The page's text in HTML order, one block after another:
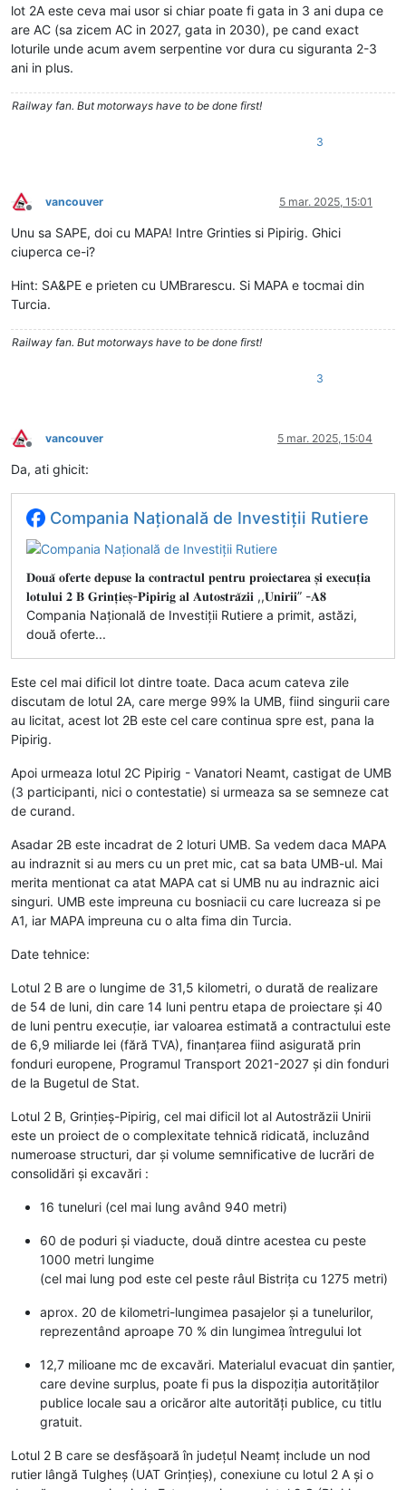
lot 2A este ceva mai usor si chiar poate fi gata in 3 ani dupa ce
are AC (sa zicem AC in 2027, gata in 2030), pe cand exact
loturile unde acum avem serpentine vor dura cu siguranta 2-3
ani in plus.
Railway fan. But motorways have to be done first!
3
Deconectat
vancouver 5 mar. 2025, 15:01
Unu sa SAPE, doi cu MAPA! Intre Grinties si Pipirig. Ghici
ciuperca ce-i?
Hint: SA&PE e prieten cu UMBrarescu. Si MAPA e tocmai din
Turcia.
Railway fan. But motorways have to be done first!
3
Deconectat
vancouver 5 mar. 2025, 15:04
Da, ati ghicit:
Compania Națională de Investiții Rutiere
𝐃𝐨𝐮𝐚̆ 𝐨𝐟𝐞𝐫𝐭𝐞 𝐝𝐞𝐩𝐮𝐬𝐞 𝐥𝐚 𝐜𝐨𝐧𝐭𝐫𝐚𝐜𝐭𝐮𝐥 𝐩𝐞𝐧𝐭𝐫𝐮 𝐩𝐫𝐨𝐢𝐞𝐜𝐭𝐚𝐫𝐞𝐚 𝐬̦𝐢 𝐞𝐱𝐞𝐜𝐮𝐭̦𝐢𝐚
𝐥𝐨𝐭𝐮𝐥𝐮𝐢 𝟐 𝐁 𝐆𝐫𝐢𝐧𝐭̦𝐢𝐞𝐬̦-𝐏𝐢𝐩𝐢𝐫𝐢𝐠 𝐚𝐥 𝐀𝐮𝐭𝐨𝐬𝐭𝐫𝐚̆𝐳𝐢𝐢 ,,𝐔𝐧𝐢𝐫𝐢𝐢” -𝐀𝟖
Compania Națională de Investiții Rutiere a primit, astăzi,
două oferte...
Este cel mai dificil lot dintre toate. Daca acum cateva zile
discutam de lotul 2A, care merge 99% la UMB, fiind singurii care
au licitat, acest lot 2B este cel care continua spre est, pana la
Pipirig.
Apoi urmeaza lotul 2C Pipirig - Vanatori Neamt, castigat de UMB
(3 participanti, nici o contestatie) si urmeaza sa se semneze cat
de curand.
Asadar 2B este incadrat de 2 loturi UMB. Sa vedem daca MAPA
au indraznit si au mers cu un pret mic, cat sa bata UMB-ul. Mai
merita mentionat ca atat MAPA cat si UMB nu au indraznic aici
singuri. UMB este impreuna cu bosniacii cu care lucreaza si pe
A1, iar MAPA impreuna cu o alta fima din Turcia.
Date tehnice:
Lotul 2 B are o lungime de 31,5 kilometri, o durată de realizare
de 54 de luni, din care 14 luni pentru etapa de proiectare și 40
de luni pentru execuție, iar valoarea estimată a contractului este
de 6,9 miliarde lei (fără TVA), finanțarea fiind asigurată prin
fonduri europene, Programul Transport 2021-2027 și din fonduri
de la Bugetul de Stat.
Lotul 2 B, Grințieș-Pipirig, cel mai dificil lot al Autostrăzii Unirii
este un proiect de o complexitate tehnică ridicată, incluzând
numeroase structuri, dar și volume semnificative de lucrări de
consolidări și excavări :
16 tuneluri (cel mai lung având 940 metri)
60 de poduri și viaducte, două dintre acestea cu peste
1000 metri lungime
(cel mai lung pod este cel peste râul Bistrița cu 1275 metri)
aprox. 20 de kilometri-lungimea pasajelor și a tunelurilor,
reprezentând aproape 70 % din lungimea întregului lot
12,7 milioane mc de excavări. Materialul evacuat din șantier,
care devine surplus, poate fi pus la dispoziția autorităților
publice locale sau a oricăror alte autorități publice, cu titlu
gratuit.
Lotul 2 B care se desfășoară în județul Neamț include un nod
rutier lângă Tulgheș (UAT Grințieș), conexiune cu lotul 2 A și o